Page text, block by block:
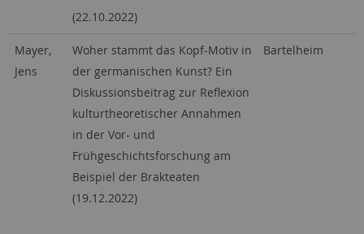
(22.10.2022)
Mayer,
Jens
Woher stammt das Kopf-Motiv in
der germanischen Kunst? Ein
Diskussionsbeitrag zur Reflexion
kulturtheoretischer Annahmen
in der Vor- und
Frühgeschichtsforschung am
Beispiel der Brakteaten
(19.12.2022)
Bartelheim